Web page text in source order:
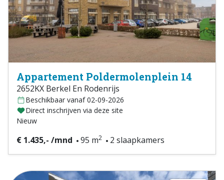
Appartement Poldermolenplein 14
2652KX Berkel En Rodenrijs
Beschikbaar vanaf 02-09-2026
Direct inschrijven via deze site
Nieuw
€ 1.435,- /mnd 95 m2 2 slaapkamers